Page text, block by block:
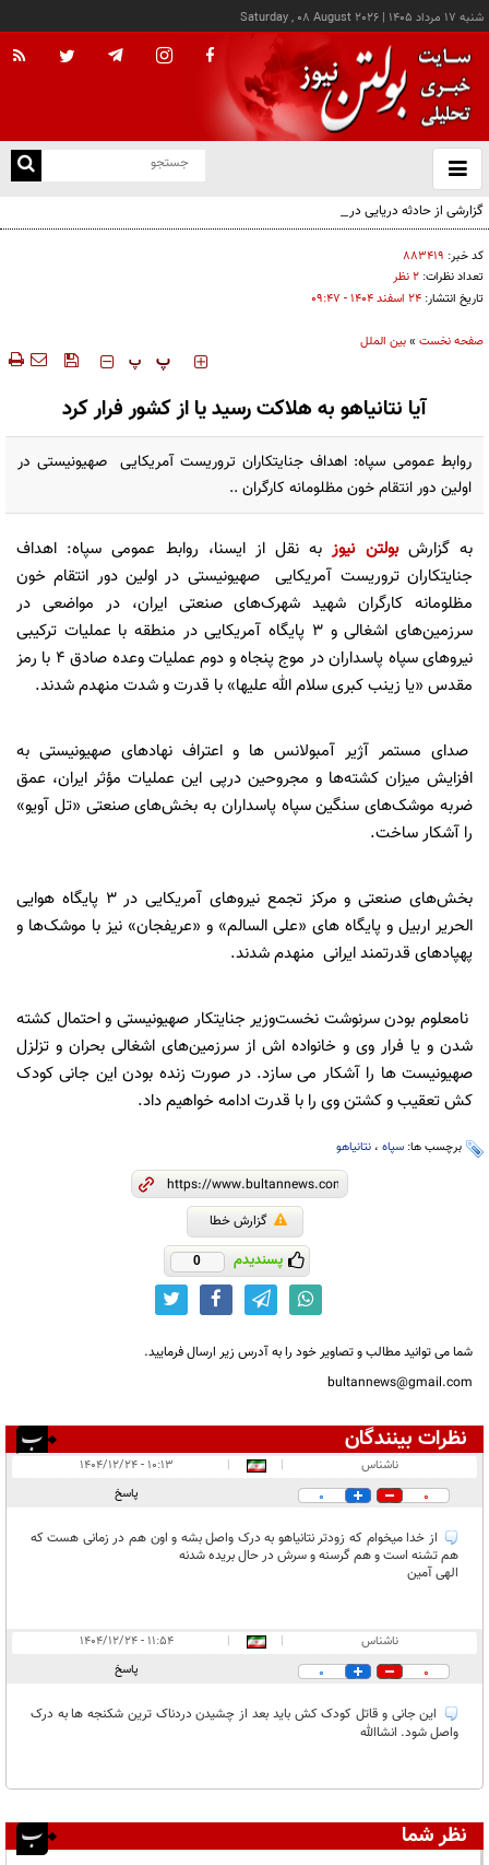
شنبه ۱۷ مرداد ۱۴۰۵ |
Saturday , 08 August 2026
باز
و
گزارشی از حادثه دریایی در سواحل عمان
کد خبر: ۸۸۳۴۱۹
تعداد نظرات: ۲ نظر
تاریخ انتشار: ۲۴ اسفند ۱۴۰۴ - ۰۹:۴۷
صفحه نخست »بین الملل
‍‍‍ پ پ
آیا نتانیاهو به هلاکت رسید یا از کشور فرار کرد
روابط عمومی سپاه: اهداف جنایتکاران تروریست آمریکایی صهیونیستی در
اولین دور انتقام خون مظلومانه کارگران ..
به گزارشبولتن نیوزبه نقل از ایسنا، روابط عمومی سپاه: اهداف
جنایتکاران تروریست آمریکایی صهیونیستی در اولین دور انتقام خون
مظلومانه کارگران شهید شهرک‌های صنعتی ایران، در مواضعی در
سرزمین‌های اشغالی و 3 پایگاه آمریکایی در منطقه با عملیات ترکیبی
نیروهای سپاه پاسداران در موج پنجاه و دوم عملیات وعده صادق 4 با رمز
مقدس «یا زینب کبری سلام الله علیها» با قدرت و شدت منهدم شدند.
صدای مستمر آژیر آمبولانس ها و اعتراف نهادهای صهیونیستی به
افزایش میزان کشته‌ها و مجروحین درپی این عملیات مؤثر ایران، عمق
ضربه موشک‌های سنگین سپاه پاسداران به بخش‌های صنعتی «تل آویو»
را آشکار ساخت.
بخش‌های صنعتی و مرکز تجمع نیروهای آمریکایی در 3 پایگاه هوایی
الحریر اربیل و پایگاه های «علی السالم» و «عریفجان» نیز با موشک‌ها و
پهپادهای قدرتمند ایرانی منهدم شدند.
نامعلوم بودن سرنوشت نخست‌وزیر جنایتکار صهیونیستی و احتمال کشته
شدن و یا فرار وی و خانواده اش از سرزمین‌های اشغالی بحران و تزلزل
صهیونیست ها را آشکار می سازد. در صورت زنده بودن این جانی کودک
کش تعقیب و کشتن وی را با قدرت ادامه خواهیم داد.
برچسب ها: سپاه ، نتانیاهو
گزارش خطا
پسندیدم 0
شما می توانید مطالب و تصاویر خود را به آدرس زیر ارسال فرمایید.
bultannews@gmail.com
نظرات بینندگان
در انتظار بررسی:
ناشناس |
|
۱۰:۱۳ - ۱۴۰۴/۱۲/۲۴
0
0 پاسخ
از خدا میخوام که زودتر نتانیاهو به درک واصل بشه و اون هم در زمانی هست که
هم تشنه است و هم گرسنه و سرش در حال بریده شدنه
الهی آمین
ناشناس |
|
۱۱:۵۴ - ۱۴۰۴/۱۲/۲۴
0
0 پاسخ
این جانی و قاتل کودک کش باید بعد از چشیدن دردناک ترین شکنجه ها به درک
واصل شود. انشاالله
نظر شما